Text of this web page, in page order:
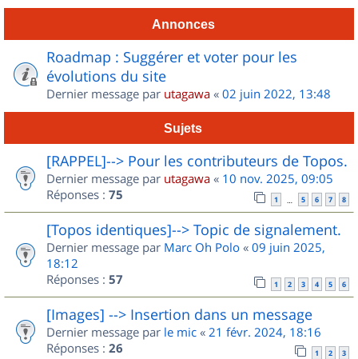
Annonces
Roadmap : Suggérer et voter pour les
évolutions du site
Dernier message par utagawa « 02 juin 2022, 13:48
Sujets
[RAPPEL]--> Pour les contributeurs de Topos.
Dernier message par utagawa « 10 nov. 2025, 09:05
Réponses : 75 1 … 5 6 7 8
[Topos identiques]--> Topic de signalement.
Dernier message par Marc Oh Polo « 09 juin 2025,
18:12
Réponses : 57 1 2 3 4 5 6
[Images] --> Insertion dans un message
Dernier message par le mic « 21 févr. 2024, 18:16
Réponses : 26 1 2 3